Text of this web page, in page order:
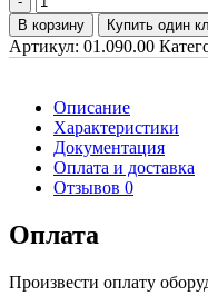
В корзину Купить один
Артикул: 01.090.00
Описание
Характеристики
Документация
Оплата и доставка
Отзывов 0
Оплата
Произвести оплату